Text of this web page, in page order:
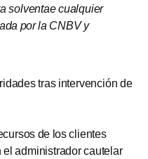
solventae cualquier
por la CNBV y
tras intervención de
de los clientes
administrador cautelar